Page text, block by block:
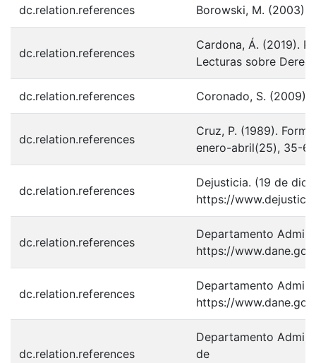
dc.relation.references Borowski, M. (2003).
dc.relation.references
Cardona, Á. (2019).
Lecturas sobre
dc.relation.references Coronado, S. (2009).
dc.relation.references
Cruz, P. (1989).
enero-abril(25), 35-
dc.relation.references
Dejusticia. (19 de
https://
dc.relation.references
Departamento
https://
dc.relation.references
Departamento
https://
dc.relation.references
Departamento
de